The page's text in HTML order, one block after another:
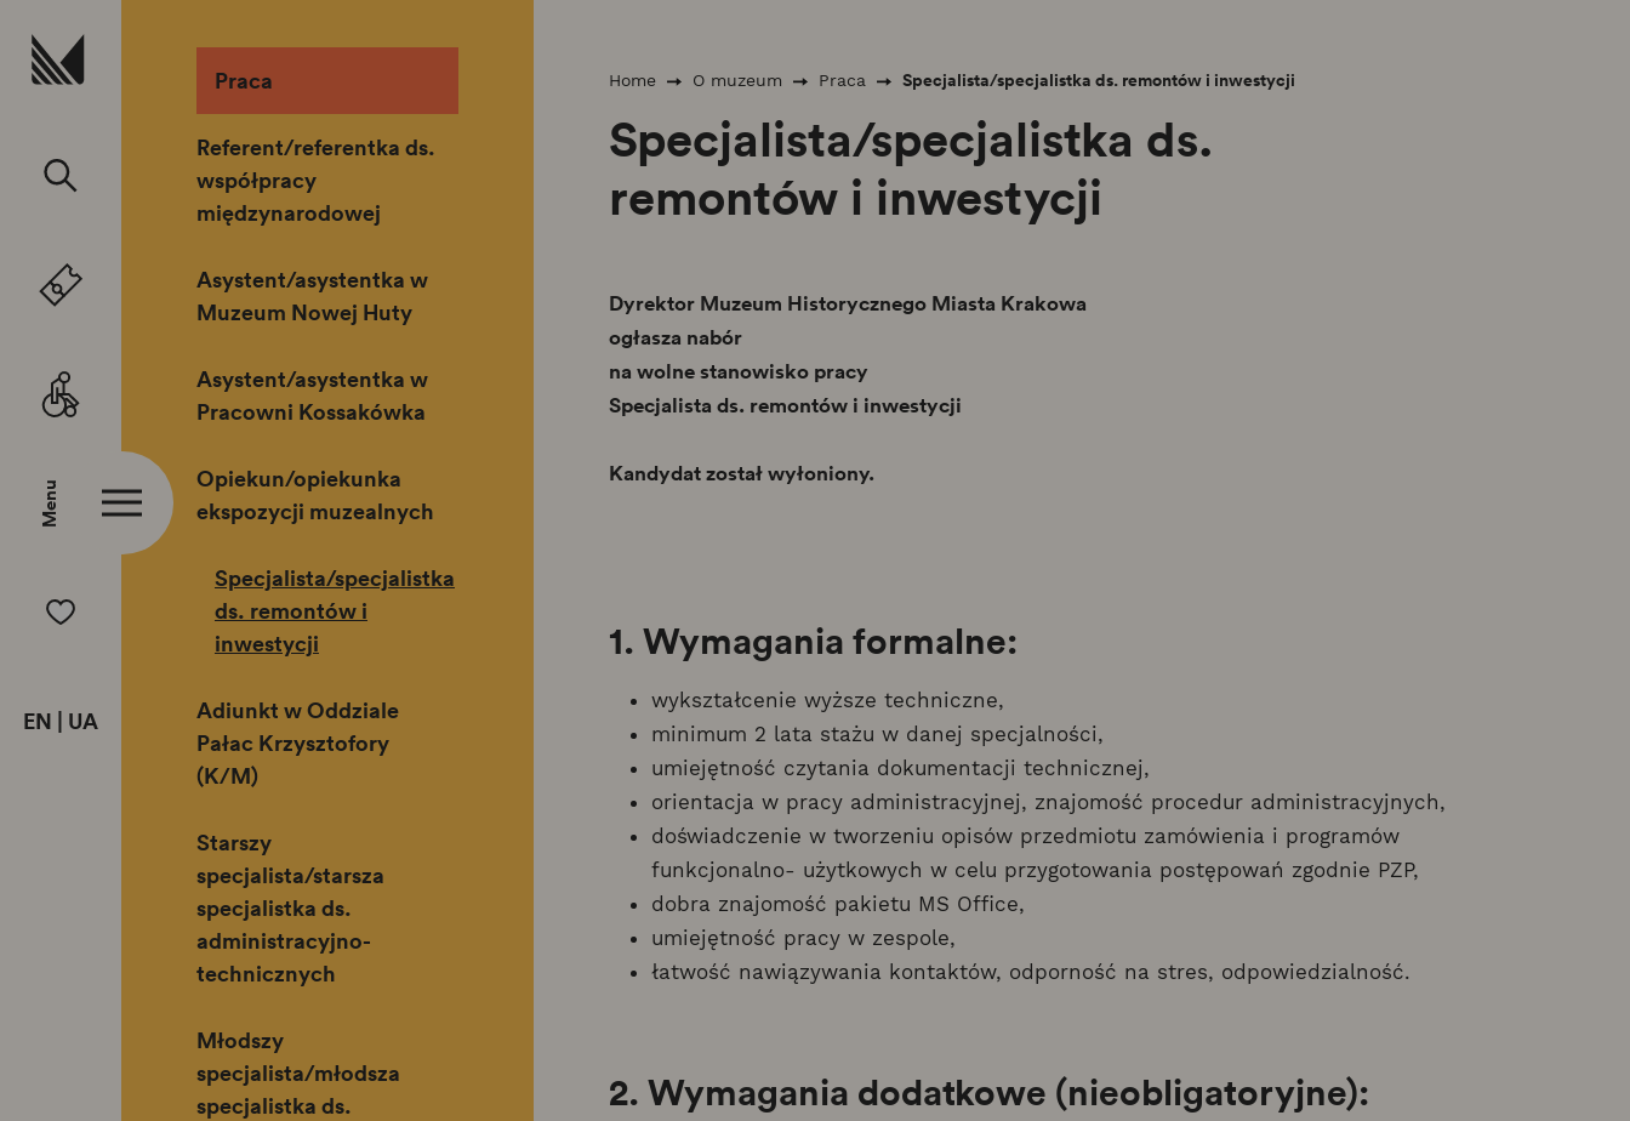
Menu
EN UA
Praca
Referent/referentka ds.
współpracy
międzynarodowej
Asystent/asystentka w
Muzeum Nowej Huty
Asystent/asystentka w
Pracowni Kossakówka
Opiekun/opiekunka
ekspozycji muzealnych
Specjalista/specjalistka
ds. remontów i
inwestycji
Adiunkt w Oddziale
Pałac Krzysztofory
(K/M)
Starszy
specjalista/starsza
specjalistka ds.
administracyjno-
technicznych
Młodszy
specjalista/młodsza
specjalistka ds.
Home O muzeum Praca Specjalista/specjalistka ds. remontów i inwestycji
Specjalista/specjalistka ds.
remontów i inwestycji
Dyrektor Muzeum Historycznego Miasta Krakowa
ogłasza nabór
na wolne stanowisko pracy
Specjalista ds. remontów i inwestycji
Kandydat został wyłoniony.
1. Wymagania formalne:
wykształcenie wyższe techniczne,
minimum 2 lata stażu w danej specjalności,
umiejętność czytania dokumentacji technicznej,
orientacja w pracy administracyjnej, znajomość procedur administracyjnych,
doświadczenie w tworzeniu opisów przedmiotu zamówienia i programów
funkcjonalno- użytkowych w celu przygotowania postępowań zgodnie PZP,
dobra znajomość pakietu MS Office,
umiejętność pracy w zespole,
łatwość nawiązywania kontaktów, odporność na stres, odpowiedzialność.
2. Wymagania dodatkowe (nieobligatoryjne):